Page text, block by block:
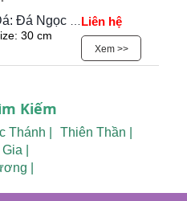
Đá Ngọc Onyx
30 cm
Liên hệ
Xem >>
Kiếm
Thánh |
Thiên Thần |
|
|